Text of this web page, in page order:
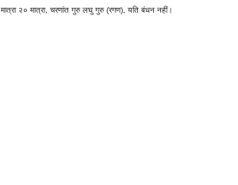
२० मात्रा, चरणांत गुरु लघु गुरु (रगण), यति बंधन नहीं।